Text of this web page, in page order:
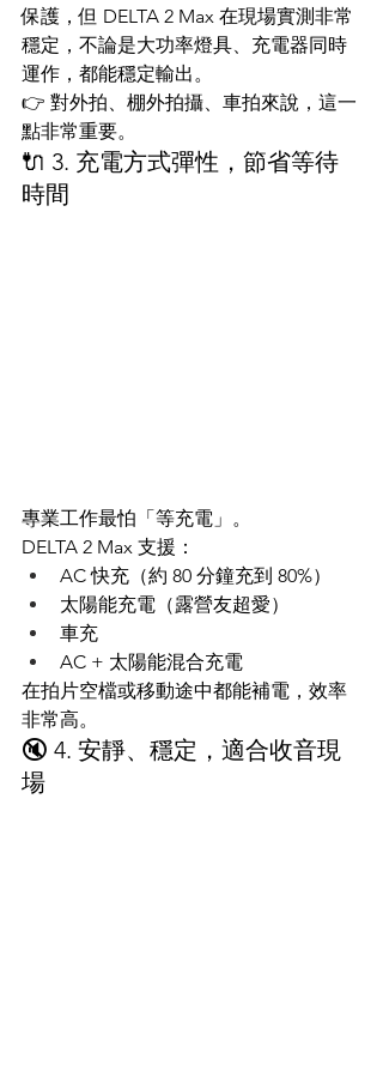
保護，但 DELTA 2 Max 在現場實測非常
穩定，不論是大功率燈具、充電器同時
運作，都能穩定輸出。
👉 對外拍、棚外拍攝、車拍來說，這一
點非常重要。
🔌 3. 充電方式彈性，節省等待
時間
專業工作最怕「等充電」。
DELTA 2 Max 支援：
AC 快充（約 80 分鐘充到 80%）
太陽能充電（露營友超愛）
車充
AC + 太陽能混合充電
在拍片空檔或移動途中都能補電，效率
非常高。
🔇 4. 安靜、穩定，適合收音現
場